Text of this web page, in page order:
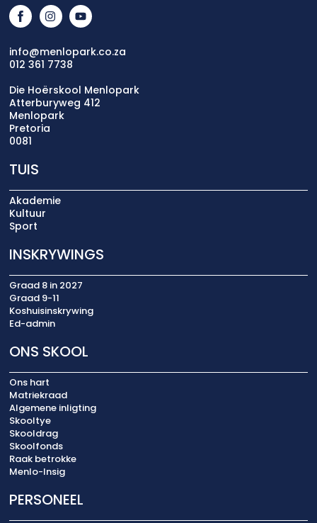
info@menlopark.co.za
012 361 7738
Die Hoërskool Menlopark
Atterburyweg 412
Menlopark
Pretoria
0081
TUIS
Akademie
Kultuur
Sport
INSKRYWINGS
Graad 8 in 2027
Graad 9-11
Koshuisinskrywing
Ed-admin
ONS SKOOL
Ons hart
Matriekraad
Algemene inligting
Skooltye
Skooldrag
Skoolfonds
Raak betrokke
Menlo-Insig
PERSONEEL